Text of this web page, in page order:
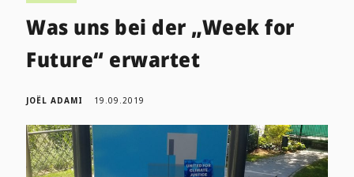
Was uns bei der „Week for
Future“ erwartet
JOËL ADAMI 19.09.2019